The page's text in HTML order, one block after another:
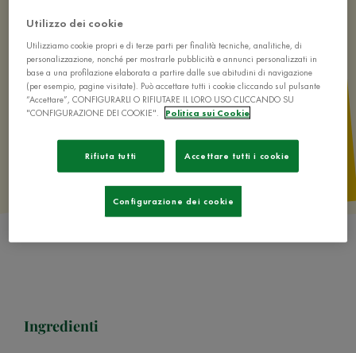
Ingredienti
Utilizzo dei cookie
Utilizziamo cookie propri e di terze parti per finalità tecniche, analitiche, di
personalizzazione, nonché per mostrarle pubblicità e annunci personalizzati in
base a una profilazione elaborata a partire dalle sue abitudini di navigazione
(per esempio, pagine visitate). Può accettare tutti i cookie cliccando sul pulsante
“Accettare”, CONFIGURARLI O RIFIUTARE IL LORO USO CLICCANDO SU
"CONFIGURAZIONE DEI COOKIE".
Politica sui Cookie
Rifiuta tutti Accettare tutti i cookie
Configurazione dei cookie